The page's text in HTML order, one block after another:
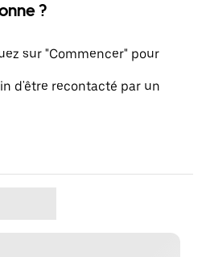
?
sur "Commencer" pour
d'être recontacté par un